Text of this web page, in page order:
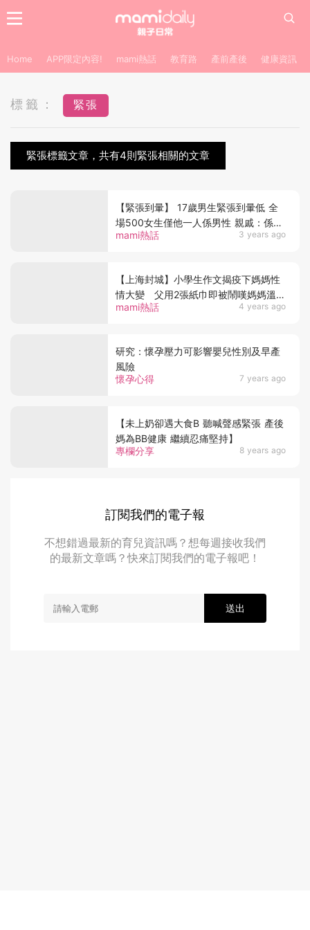
Home APP限定內容! mami熱話 教育路 產前產後 健康資訊
標籤： 緊張
緊張標籤文章，共有4則緊張相關的文章
mami熱話 3 years ago
【緊張到暈】 17歲男生緊張到暈低 全
場500女生僅他一人係男性 親戚：係校
方嘅錯
mami熱話 4 years ago
【上海封城】小學生作文揭疫下媽媽性
情大變 父用2張紙巾即被鬧嘆媽媽溫柔
清零
懷孕心得 7 years ago
研究：懷孕壓力可影響嬰兒性別及早產
風險
專欄分享 8 years ago
【未上奶卻遇大食B 聽喊聲感緊張 產後
媽為BB健康 繼續忍痛堅持】
訂閱我們的電子報
不想錯過最新的育兒資訊嗎？想每週接收我們
的最新文章嗎？快來訂閱我們的電子報吧！
送出